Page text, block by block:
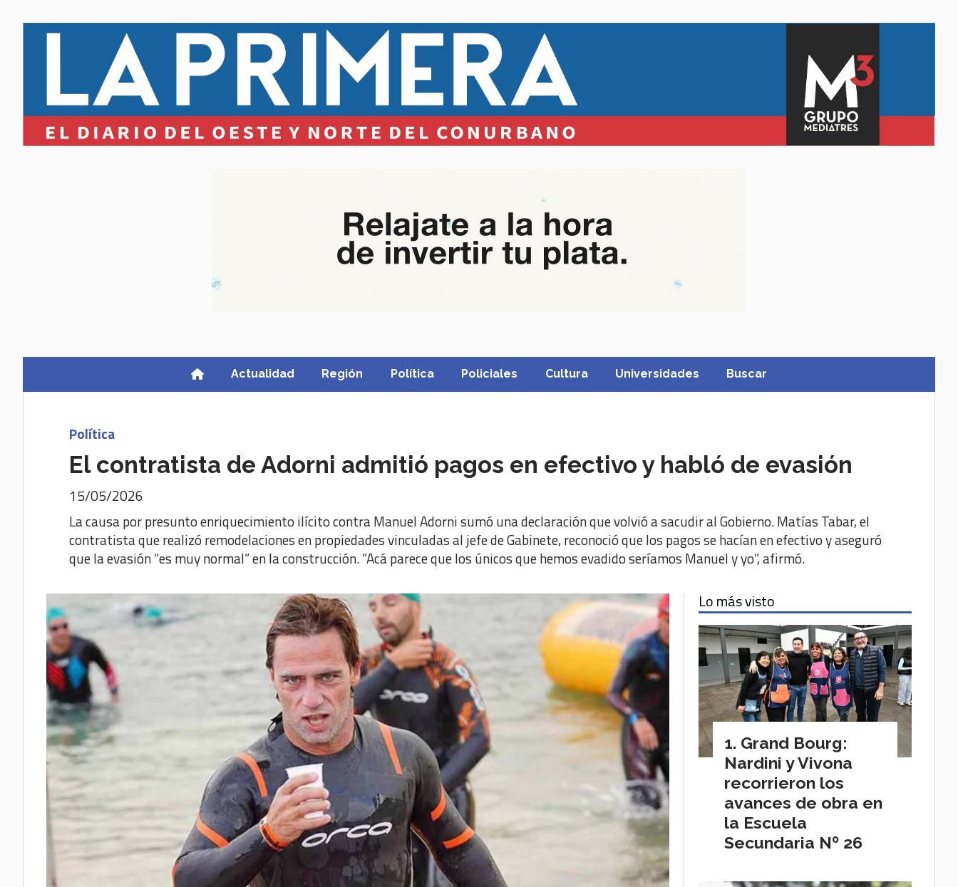
Actualidad Región Política Policiales Cultura Universidades Buscar
El contratista de Adorni admitió pagos en efectivo y habló de evasión
La causa por presunto enriquecimiento ilícito contra Manuel Adorni sumó una declaración que volvió a sacudir al Gobierno. Matías Tabar, el
contratista que realizó remodelaciones en propiedades vinculadas al jefe de Gabinete, reconoció que los pagos se hacían en efectivo y aseguró
que la evasión “es muy normal” en la construcción. “Acá parece que los únicos que hemos evadido seríamos Manuel y yo”, afirmó.
Política
15/05/2026
Lo más visto
Grand Bourg:
Nardini y Vivona
recorrieron los
avances de obra en
la Escuela
Secundaria Nº 26